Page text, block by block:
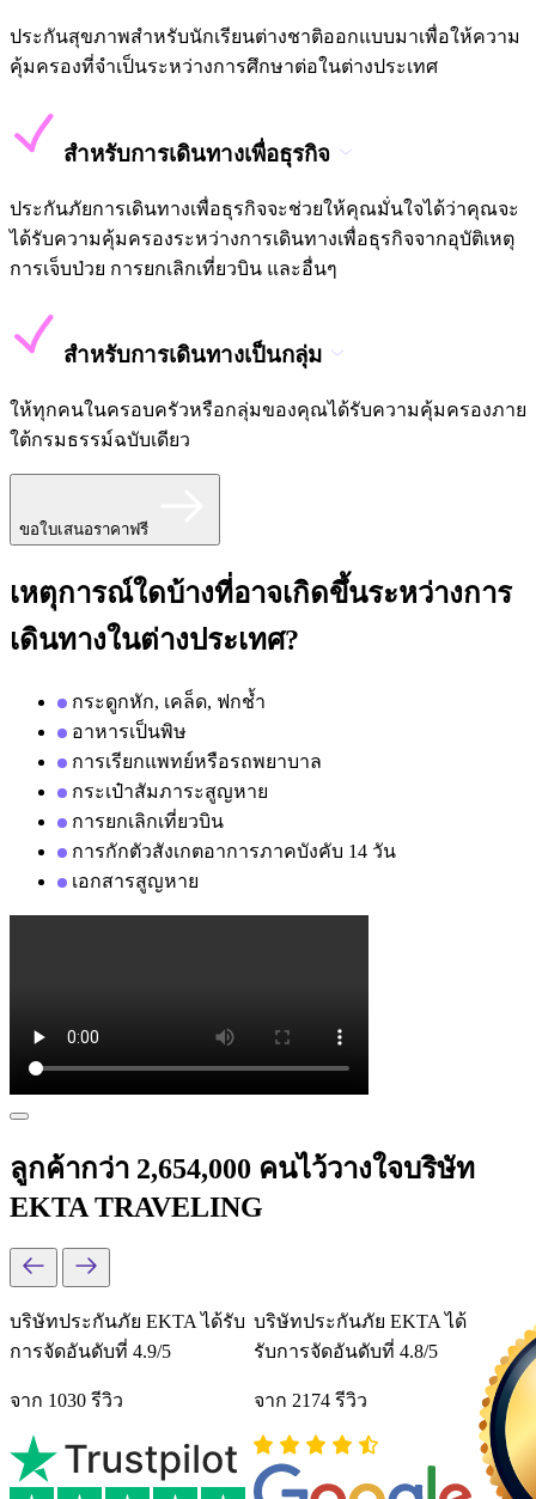
ประกันสุขภาพสำหรับนักเรียนต่างชาติออกแบบมาเพื่อให้ความ
คุ้มครองที่จำเป็นระหว่างการศึกษาต่อในต่างประเทศ
สำหรับการเดินทางเพื่อธุรกิจ
ประกันภัยการเดินทางเพื่อธุรกิจจะช่วยให้คุณมั่นใจได้ว่าคุณจะ
ได้รับความคุ้มครองระหว่างการเดินทางเพื่อธุรกิจจากอุบัติเหตุ
การเจ็บป่วย การยกเลิกเที่ยวบิน และอื่นๆ
สำหรับการเดินทางเป็นกลุ่ม
ให้ทุกคนในครอบครัวหรือกลุ่มของคุณได้รับความคุ้มครองภาย
ใต้กรมธรรม์ฉบับเดียว
ขอใบเสนอราคาฟรี
เหตุการณ์ใดบ้างที่อาจเกิดขึ้นระหว่างการ
เดินทางในต่างประเทศ?
กระดูกหัก, เคล็ด, ฟกช้ำ
อาหารเป็นพิษ
การเรียกแพทย์หรือรถพยาบาล
กระเป๋าสัมภาระสูญหาย
การยกเลิกเที่ยวบิน
การกักตัวสังเกตอาการภาคบังคับ 14 วัน
เอกสารสูญหาย
ลูกค้ากว่า 2,654,000 คนไว้วางใจบริษัท
EKTA TRAVELING
บริษัทประกันภัย EKTA ได้รับ
การจัดอันดับที่ 4.9/5
จาก 1030 รีวิว
บริษัทประกันภัย EKTA ได้
รับการจัดอันดับที่ 4.8/5
จาก 2174 รีวิว